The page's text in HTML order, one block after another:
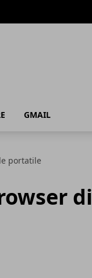
GMAIL
portatile
di